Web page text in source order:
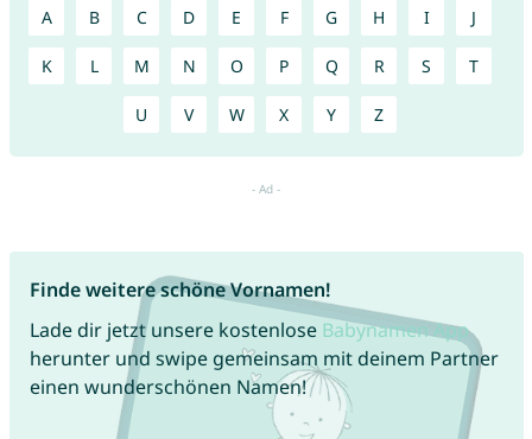
A B C D E F G H I J
K L M N O P Q R S T
U V W X Y Z
Finde weitere schöne Vornamen!
Lade dir jetzt unsere kostenlose Babynamen App
herunter und swipe gemeinsam mit deinem Partner
einen wunderschönen Namen!